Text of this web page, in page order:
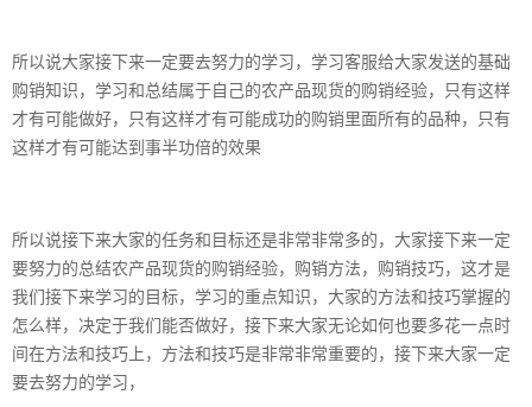
所以说大家接下来一定要去努力的学习，学习客服给大家发送的基础
购销知识，学习和总结属于自己的农产品现货的购销经验，只有这样
才有可能做好，只有这样才有可能成功的购销里面所有的品种，只有
这样才有可能达到事半功倍的效果
所以说接下来大家的任务和目标还是非常非常多的，大家接下来一定
要努力的总结农产品现货的购销经验，购销方法，购销技巧，这才是
我们接下来学习的目标，学习的重点知识，大家的方法和技巧掌握的
怎么样，决定于我们能否做好，接下来大家无论如何也要多花一点时
间在方法和技巧上，方法和技巧是非常非常重要的，接下来大家一定
要去努力的学习，